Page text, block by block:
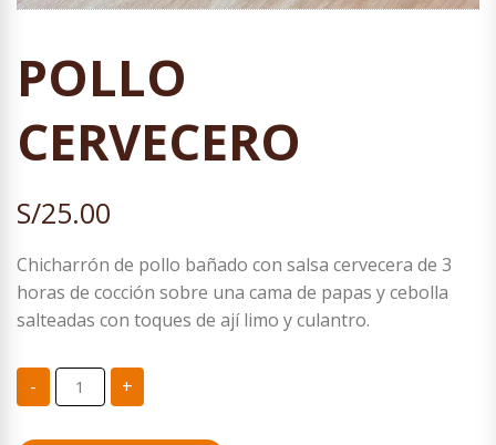
POLLO
CERVECERO
S/25.00
Chicharrón de pollo bañado con salsa cervecera de 3
horas de cocción sobre una cama de papas y cebolla
salteadas con toques de ají limo y culantro.
- POLLO
CERVECERO
cantidad
+